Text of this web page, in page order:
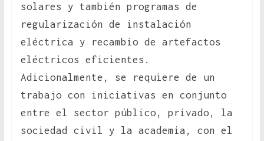
solares y también programas de
regularización de instalación
eléctrica y recambio de artefactos
eléctricos eficientes.
Adicionalmente, se requiere de un
trabajo con iniciativas en conjunto
entre el sector público, privado, la
sociedad civil y la academia, con el